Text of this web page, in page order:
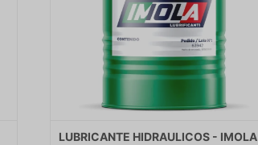
LUBRICANTE HIDRAULICOS - IMOLA